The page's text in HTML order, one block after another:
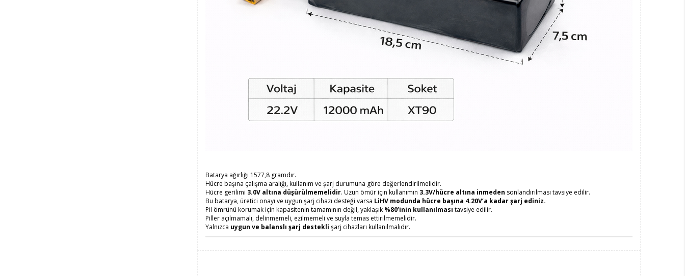
Batarya ağırlığı 1577,8 gramdır.
Hücre başına çalışma aralığı, kullanım ve şarj durumuna göre değerlendirilmelidir.
Hücre gerilimi 3.0V altına düşürülmemelidir. Uzun ömür için kullanımın 3.3V/hücre altına inmeden sonlandırılması tavsiye edilir.
Bu batarya, üretici onayı ve uygun şarj cihazı desteği varsa LiHV modunda hücre başına 4.20V’a kadar şarj ediniz.
Pil ömrünü korumak için kapasitenin tamamının değil, yaklaşık %80’inin kullanılması tavsiye edilir.
Piller açılmamalı, delinmemeli, ezilmemeli ve suyla temas ettirilmemelidir.
Yalnızca uygun ve balanslı şarj destekli şarj cihazları kullanılmalıdır.